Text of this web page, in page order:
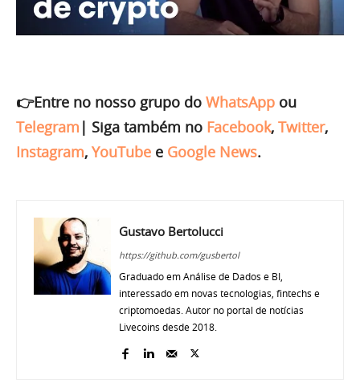
👉Entre no nosso grupo do WhatsApp ou
Telegram | Siga também no Facebook, Twitter,
Instagram, YouTube e Google News.
Gustavo Bertolucci
https://github.com/gusbertol
Graduado em Análise de Dados e BI,
interessado em novas tecnologias, fintechs e
criptomoedas. Autor no portal de notícias
Livecoins desde 2018.